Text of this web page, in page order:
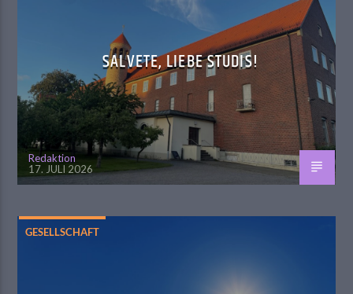
SALVETE, LIEBE STUDIS!
Redaktion
17. JULI 2026
GESELLSCHAFT